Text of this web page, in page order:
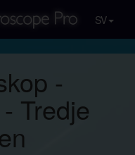
SV
-
Tredje